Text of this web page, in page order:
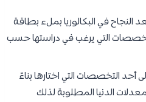
النجاح في البكالوريا بملء بطاقة
التخصصات التي يرغب في دراستها حسب
أحد التخصصات التي اختارها بناءً
الدنيا المطلوبة لذلك